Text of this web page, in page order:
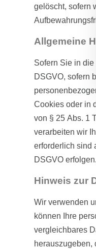
gelöscht, sofern
Allgemeine
Sofern Sie in
DSGVO, sofern
Cookies oder in
von § 25 Abs. 1
verarbeiten wir
erforderlich sind
DSGVO
Hinweis zur
Wir verwenden
können Ihre
vergleichbares
herauszugeben,